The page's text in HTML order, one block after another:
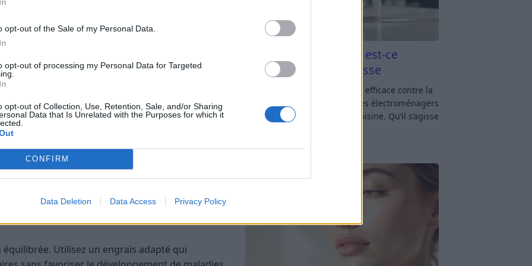
opt-out of the Sale of my Personal Data.
opt-out of processing my Personal Data for Targeted
opt-out of Collection, Use, Retention, Sale, and/or Sharing
Data that Is Unrelated with the Purposes for which it
CONFIRM
Data Deletion Data Access Privacy Policy
Installer des nichoirs peut être une bonne
contre les parasites : un mélange d’eau et
nuisibles sans endommager votre pelouse.
pelouse
de favoriser la circulation de l’air, de l’eau
pelouse saine. Cette pratique prévient
de maladies.
Utilisez un engrais adapté qui
Vinaigre blanc et four est-ce
efficace contre la graisse
Vinaigre blanc et four : est-ce efficace contre la
graisse ? Le four fait partie des électroménagers
les plus sollicités dans une cuisine. Qu’il s’agisse